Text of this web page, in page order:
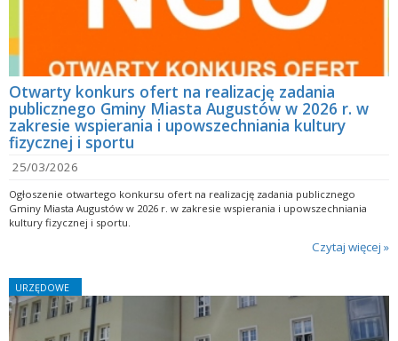
Otwarty konkurs ofert na realizację zadania
publicznego Gminy Miasta Augustów w 2026 r. w
zakresie wspierania i upowszechniania kultury
fizycznej i sportu
25/03/2026
Ogłoszenie otwartego konkursu ofert na realizację zadania publicznego
Gminy Miasta Augustów w 2026 r. w zakresie wspierania i upowszechniania
kultury fizycznej i sportu.
Czytaj więcej »
URZĘDOWE